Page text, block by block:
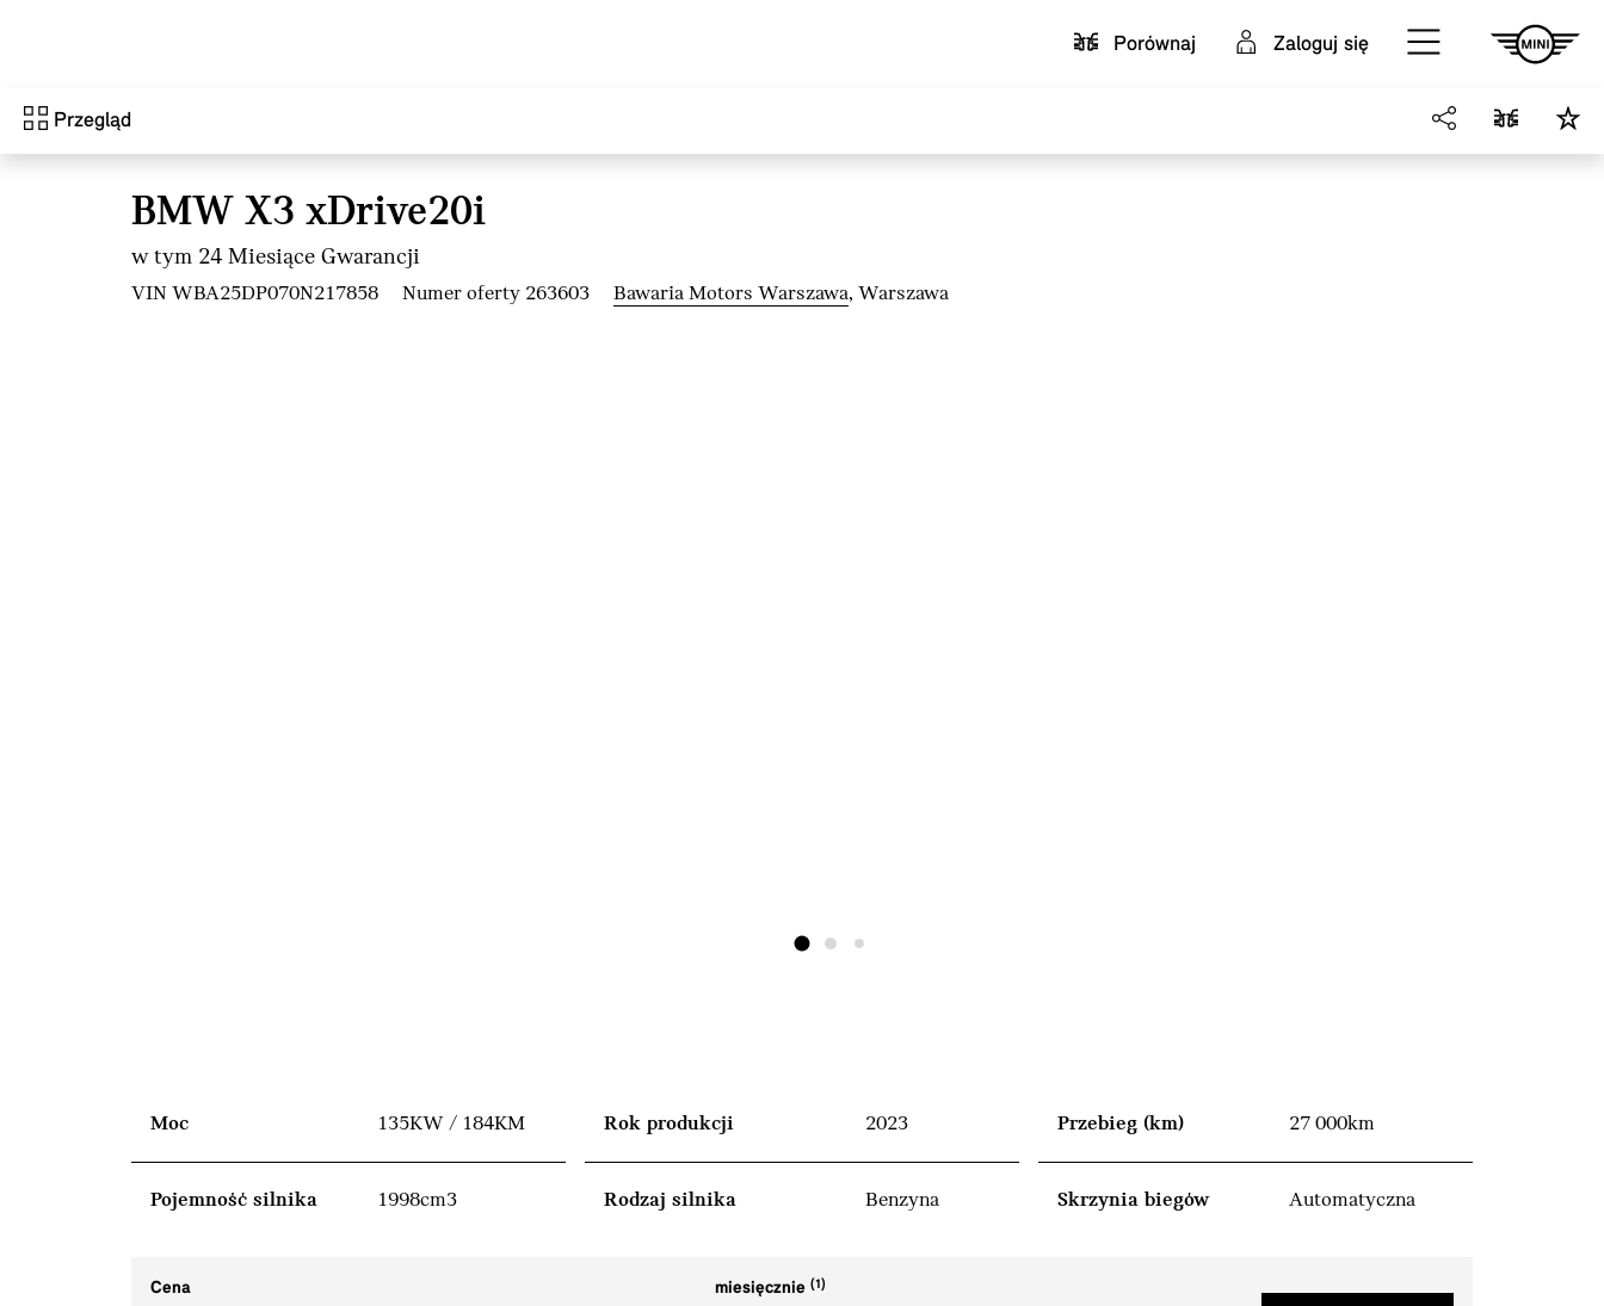
Porównaj
Zaloguj się
Przegląd
BMW X3 xDrive20i
w tym 24 Miesiące Gwarancji
VIN WBA25DP070N217858 Numer oferty 263603 Bawaria Motors Warszawa, Warszawa
Moc 135KW / 184KM
Pojemność silnika 1998cm3
Rok produkcji 2023
Rodzaj silnika Benzyna
Przebieg (km) 27 000km
Skrzynia biegów Automatyczna
Cena miesięcznie